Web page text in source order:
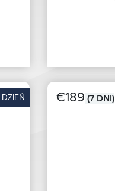
€189 (7 DNI)